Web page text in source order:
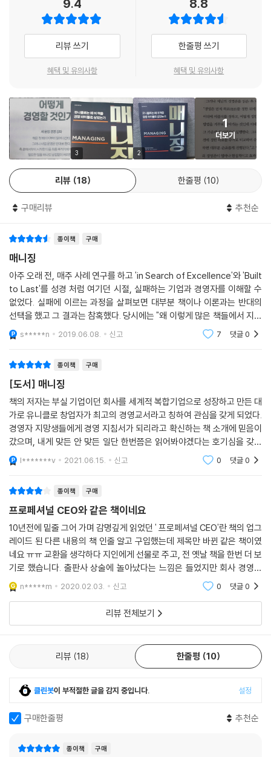
헤럴드 제닌은 누구인가?
미국에서 위대한 경영자의 예를 들 때 관용구처럼 쓰는 표현이 있다.
“포드의 리 아이어코카, GE의 잭 웰치, 그리고 ITT의 해럴드 제닌.”이다.
다른 수식어가 필요 없는 사람들이 있다. 헤럴드 제닌 역시 마찬가지다. 우
1960~70년대 미국 경영계에 일대 파란을 일으킨 장본인으로 부실기업
이던 ITT를 세계적 복합기업으로 만든 경영의 대가이다. 당시 미국 경영계
는 제닌 이전과 제닌 이후로 양분되었다.
헤럴드 제닌은 ITT의 CEO가 되기 전 레이시언이라는 회사의 부사장으로
재직하며 업계의 주목을 끌기 시작했다. 1959년 제닌이 레이시언을 떠나
자 레이시언의 주가는 급락했고 대신 ITT의 주식은 날개 돋친 듯 팔렸다.
요한 정보로 다루었다. 헤럴드 제닌은 마치 CEO를 하기 위해 태어난 사람
동안 에이비스렌터카, 쉐라톤호텔, 하트퍼드보험회사를 비롯하여 80개국
350여 개의 회사를 인수합병하였고 38만 명의 직원을 고용했으며, 58분
기 연속 이익률 증가라는 전대미문의 업적을 쌓았다. 해럴드 제닌이 ITT
취임 초기 7억 달러였던 매출은 220억 달러로 솟구쳤다. 당시 ITT 주식은
“금고(lockbox) 주식”이라고 불렀다. 주주들이 우리의 주식을 금고에 보
관하면 두 번 다시 쳐다볼 필요가 없다는 뜻이었다. 제닌이 은퇴하던 해 IT
T는 포춘 500대 기업 가운데 최상단에 랭크되었다.
이 책 『매니징』은 아직까지 국내에 소개된 적이 없는 경영의 대가 해럴드
제닌이 직접 자신의 경영 노하우를 밝히고 있는 자서전적 경영서적이다.
제닌은 이 책에서 철저히 이론을 부정하고 있으며 경영이란 과학이나 통계
가 아니라 오히려 예술과 흡사하다고 밝힌다. 따라서 학교에서 배울 수 있
는 것도 아니고 또한 가르칠 수 있는 것도 아니며, 그래서 뜻을 품은 사람이
현장의 경험 속에서 스스로 배워야 한다고 주장한다. 그게 경영의 본질이
라는 것이 그의 생각이다.
물론 이론을 거부한 제닌이지만 그에게도 단 하나의 이론적 토대는 있었
다. 세 문장으로 이루어진 내용으로, 동네 옷가게 사장 야나이 다다시를 진
정한 경영자로 거듭나게 만든 글이다.
[제닌의 세 문장 경영 강좌]
책은 첫 페이지부터 읽어나간다.
즉 끝에서부터 시작한 다음 최종 목적지에 이르기 위해 필요한 일을 하나
도 남김없이 처리한다.
겠다.”고 목표를 설정했고 14.5년 동안 목표를 달성했으며 5년마다 매출
액을 2배로 불렸다.
그런데 이 세 문장을 자세히 들여다보면 이 이론이 가지고 있는 함의를 발
어 있다는 것이 그의 생각이었다. 목표는 누구나 설정할 수 있지만 문제는
일 이러한 문제들이 해결된다면 성과는 자연스럽게 달성될 것이다. 이걸
9.4
리뷰 쓰기
혜택 및 유의사항
8.8
한줄평 쓰기
혜택 및 유의사항
3 2
1
더보기
리뷰 18 한줄평 10
구매리뷰 추천순
종이책 구매
매니징
아주 오래 전, 매주 사례 연구를 하고 'in Search of Excellence'와 'Built
to Last'를 성경 처럼 여기던 시절, 실패하는 기업과 경영자를 이해할 수
없었다. 실패에 이르는 과정을 살펴보면 대부분 책이나 이론과는 반대의
선택을 했고 그 결과는 참혹했다. 당시에는 "왜 이렇게 많은 책들에서 지시
하는 바와 같이 경영을 하지 않는가?", " 이론을 차분히 이행하는 것이 그
리 어려운 것
s*****n 2019.06.08. 신고 7 댓글0
종이책 구매
[도서] 매니징
책의 저자는 부실 기업이던 회사를 세계적 복합기업으로 성장하고 만든 대
가로 유니클로 창업자가 최고의 경영교서라고 칭하여 관심을 갖게 되었다.
경영자 지망생들에게 경영 지침서가 되리라고 확신하는 책 소개에 믿음이
갔으며, 내게 맞든 안 맞든 일단 한번쯤은 읽어봐야겠다는 호기심을 갖게
되었다. 이런 경영에 관련된 책들의 주요 공통점은 항상 틀에 박힌 사고방
식을 벗어나 새
l*******v 2021.06.15. 신고 0 댓글0
종이책 구매
프로페셔널 CEO와 같은 책이네요
10년전에 밑줄 그어 가며 감명깊게 읽었던 ' 프로페셔널 CEO'란 책의 업그
레이드 된 다른 내용의 책 인줄 알고 구입했는데 제목만 바뀐 같은 책이였
네요 ㅠㅠ 교환을 생각하다 지인에게 선물로 주고, 전 옛날 책을 한번 더 보
기로 했습니다. 출판사 상술에 놀아났다는 느낌은 들었지만 회사 경영에
많은 가르침을 준 좋은 책이라 중요 내용은 다시 필사하고 싶어 지네요
n*****m 2020.02.03. 신고 0 댓글0
리뷰 전체보기
리뷰 18 한줄평 10
클린봇이 부적절한 글을 감지 중입니다. 설정
구매한줄평 추천순
종이책 구매